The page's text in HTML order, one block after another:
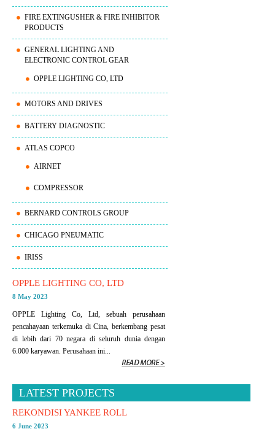
FIRE EXTINGUSHER & FIRE INHIBITOR
PRODUCTS
GENERAL LIGHTING AND
ELECTRONIC CONTROL GEAR
OPPLE LIGHTING CO, LTD
MOTORS AND DRIVES
BATTERY DIAGNOSTIC
ATLAS COPCO
AIRNET
COMPRESSOR
BERNARD CONTROLS GROUP
CHICAGO PNEUMATIC
IRISS
OPPLE LIGHTING CO, LTD
8 May 2023
OPPLE Lighting Co, Ltd, sebuah perusahaan
pencahayaan terkemuka di Cina, berkembang pesat
di lebih dari 70 negara di seluruh dunia dengan
6.000 karyawan. Perusahaan ini...
LATEST PROJECTS
REKONDISI YANKEE ROLL
6 June 2023